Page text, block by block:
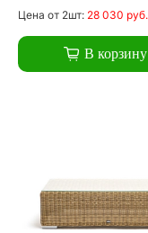
Цена от 2шт: 28 030 руб.
В корзину